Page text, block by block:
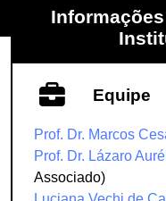
Equipe
Prof. Dr. Marcos
Prof. Dr. Lázaro
Associado)